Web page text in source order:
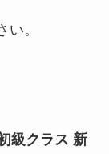
。
級クラス 新